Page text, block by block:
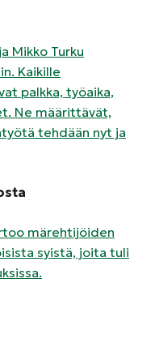
Mikko Turku
Kaikille
palkka, työaika,
Ne määrittävät,
tehdään nyt ja
märehtijöiden
syistä, joita tuli